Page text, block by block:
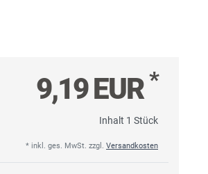
9,19 EUR*
Inhalt 1 Stück
* inkl. ges. MwSt. zzgl. Versandkosten